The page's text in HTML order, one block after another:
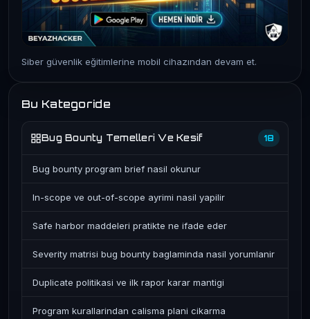
Siber güvenlik eğitimlerine mobil cihazından devam et.
Bu Kategoride
Bug Bounty Temelleri Ve Kesif 18
Bug bounty program brief nasil okunur
In-scope ve out-of-scope ayrimi nasil yapilir
Safe harbor maddeleri pratikte ne ifade eder
Severity matrisi bug bounty baglaminda nasil yorumlanir
Duplicate politikasi ve ilk rapor karar mantigi
Program kurallarindan calisma plani cikarma